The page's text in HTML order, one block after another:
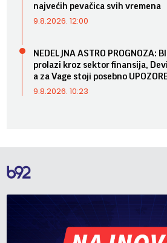
najvećih pevačica svih vremena
9.8.2026. 12:00
NEDELJNA ASTRO PROGNOZA:
prolazi kroz sektor finansija,
a za Vage stoji posebno
9.8.2026. 10:23